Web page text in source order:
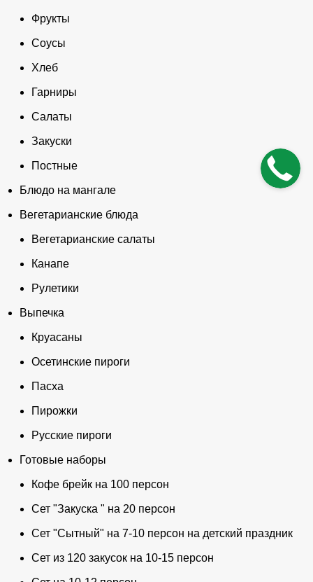
Фрукты
Соусы
Хлеб
Гарниры
Салаты
Закуски
Постные
Блюдо на мангале
Вегетарианские блюда
Вегетарианские салаты
Канапе
Рулетики
Выпечка
Круасаны
Осетинские пироги
Пасха
Пирожки
Русские пироги
Готовые наборы
Кофе брейк на 100 персон
Сет "Закуска " на 20 персон
Сет "Сытный" на 7-10 персон на детский праздник
Сет из 120 закусок на 10-15 персон